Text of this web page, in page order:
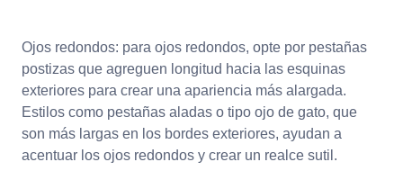
Ojos redondos: para ojos redondos, opte por pestañas
postizas que agreguen longitud hacia las esquinas
exteriores para crear una apariencia más alargada.
Estilos como pestañas aladas o tipo ojo de gato, que
son más largas en los bordes exteriores, ayudan a
acentuar los ojos redondos y crear un realce sutil.